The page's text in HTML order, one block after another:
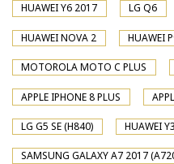
HUAWEI Y6 2017 LG Q6
HUAWEI NOVA 2 HUAWEI
MOTOROLA MOTO C PLUS
APPLE IPHONE 8 PLUS
LG G5 SE (H840) HUAWEI
SAMSUNG GALAXY A7 2017